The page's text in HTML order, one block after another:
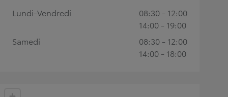
Lundi-Vendredi
08:30 - 12:00
14:00 - 19:00
Samedi
08:30 - 12:00
14:00 - 18:00